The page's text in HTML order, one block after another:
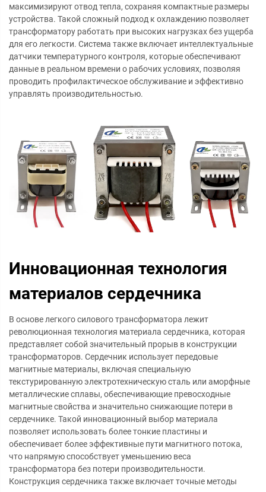
максимизируют отвод тепла, сохраняя компактные размеры
устройства. Такой сложный подход к охлаждению позволяет
трансформатору работать при высоких нагрузках без ущерба
для его легкости. Система также включает интеллектуальные
датчики температурного контроля, которые обеспечивают
данные в реальном времени о рабочих условиях, позволяя
проводить профилактическое обслуживание и эффективно
управлять производительностью.
Инновационная технология
материалов сердечника
В основе легкого силового трансформатора лежит
революционная технология материала сердечника, которая
представляет собой значительный прорыв в конструкции
трансформаторов. Сердечник использует передовые
магнитные материалы, включая специальную
текстурированную электротехническую сталь или аморфные
металлические сплавы, обеспечивающие превосходные
магнитные свойства и значительно снижающие потери в
сердечнике. Такой инновационный выбор материала
позволяет использовать более тонкие пластины и
обеспечивает более эффективные пути магнитного потока,
что напрямую способствует уменьшению веса
трансформатора без потери производительности.
Конструкция сердечника также включает точные методы